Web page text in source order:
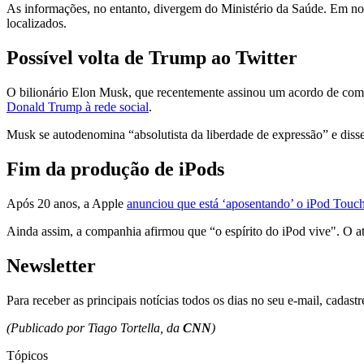
As informações, no entanto, divergem do Ministério da Saúde. Em
localizados.
Possível volta de Trump ao Twitter
O bilionário Elon Musk, que recentemente assinou um acordo de
Donald Trump à rede social.
Musk se autodenomina “absolutista da liberdade de expressão” e
Fim da produção de iPods
Após 20 anos, a Apple anunciou que está ‘aposentando’ o iPod
Ainda assim, a companhia afirmou que “o espírito do iPod vive". O
Newsletter
Para receber as principais notícias todos os dias no seu e-mail,
(Publicado por Tiago Tortella, da CNN)
Tópicos